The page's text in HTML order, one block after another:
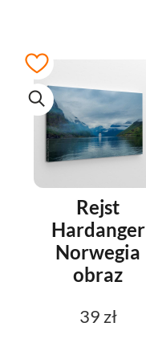
Rejst
Hardanger
Norwegia
obraz
39 zł